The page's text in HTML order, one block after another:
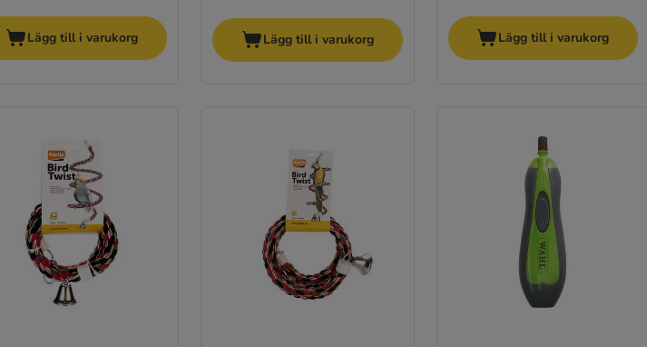
Lägg till i varukorg Lägg till i varukorg Lägg till i varukorg